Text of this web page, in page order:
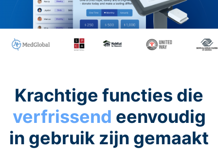
Krachtige functies die
verfrissend eenvoudig
in gebruik zijn gemaakt